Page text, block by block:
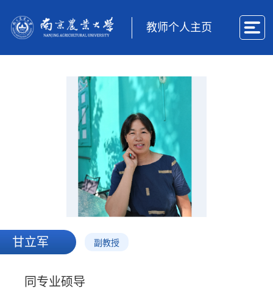
教师个人主页
甘立军 副教授
同专业硕导